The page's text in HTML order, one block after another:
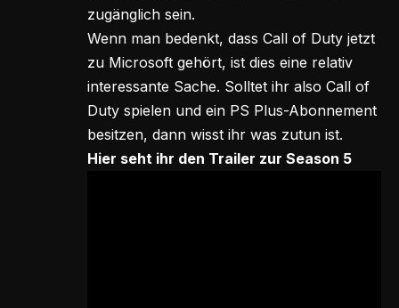
zugänglich sein.
Wenn man bedenkt, dass Call of Duty jetzt
zu Microsoft gehört, ist dies eine relativ
interessante Sache. Solltet ihr also Call of
Duty spielen und ein PS Plus-Abonnement
besitzen, dann wisst ihr was zutun ist.
Hier seht ihr den Trailer zur Season 5